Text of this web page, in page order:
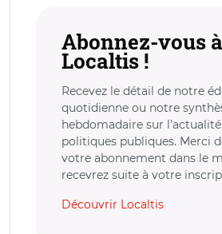
Abonnez-vous à
Localtis !
Recevez le détail de notre
quotidienne ou notre
hebdomadaire sur
politiques publiques. Merci
votre abonnement dans le
recevrez suite à votre
Découvrir Localtis